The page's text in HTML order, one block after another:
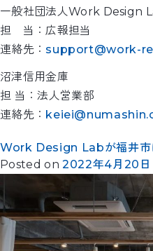
一般社団法人Work Design
担 当：広報担当
連絡先： support@work-
沼津信用金庫
担 当：法人営業部
連絡先：
Work Design Labが福井市
Posted on2022年4月20日